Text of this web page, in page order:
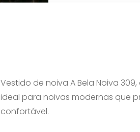
Vestido de noiva A Bela Noiva
ideal para noivas modernas que
confortável.